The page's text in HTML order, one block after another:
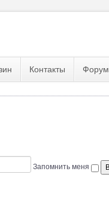
Контакты Форум
Запомнить меня